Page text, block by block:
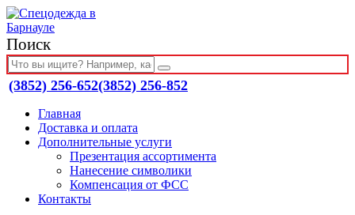
Поиск
(3852) 256-652(3852) 256-852
Главная
Доставка и оплата
Дополнительные услуги
Презентация ассортимента
Нанесение символики
Компенсация от ФСС
Контакты